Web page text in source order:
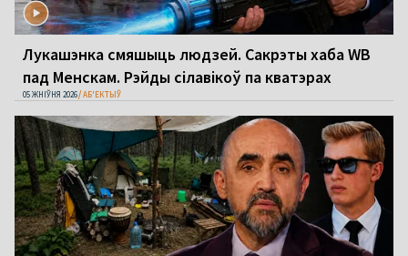
Лукашэнка смяшыць людзей. Сакрэты хаба WB
пад Менскам. Рэйды сілавікоў па кватэрах
05 ЖНІЎНЯ 2026 АБ'ЕКТЫЎ